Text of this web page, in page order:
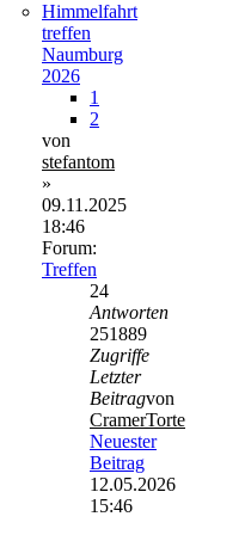
Himmelfahrt
treffen
Naumburg
2026
1
2
von
stefantom
»
09.11.2025
18:46
Forum:
Treffen
24
Antworten
251889
Zugriffe
Letzter
Beitragvon
CramerTorte
Neuester
Beitrag
12.05.2026
15:46